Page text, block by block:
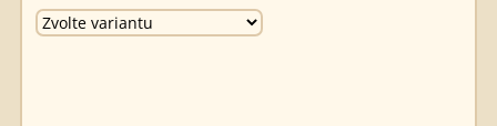
890
Kč